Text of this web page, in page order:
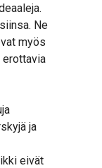
Ne
myös
erottavia
ja
eivät